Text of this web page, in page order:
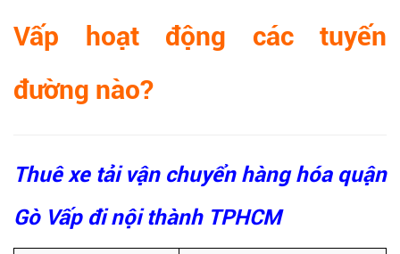
Vấp hoạt động các tuyến
đường nào?
Thuê xe tải vận chuyển hàng hóa quận
Gò Vấp đi nội thành TPHCM